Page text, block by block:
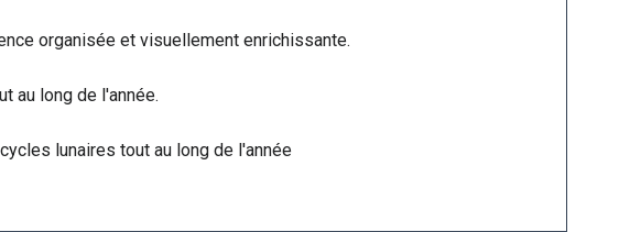
organisée et visuellement enrichissante.
au long de l'année.
lunaires tout au long de l'année